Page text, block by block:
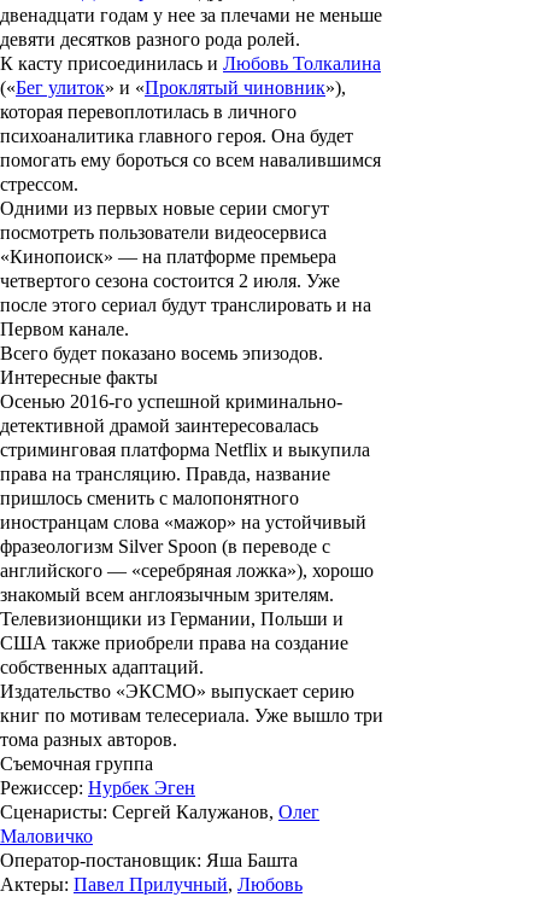
двенадцати годам у нее за плечами не меньше
девяти десятков разного рода ролей.
К касту присоединилась и Любовь Толкалина
(«Бег улиток» и «Проклятый чиновник»),
которая перевоплотилась в личного
психоаналитика главного героя. Она будет
помогать ему бороться со всем навалившимся
стрессом.
Одними из первых новые серии смогут
посмотреть пользователи видеосервиса
«Кинопоиск» — на платформе премьера
четвертого сезона состоится 2 июля. Уже
после этого сериал будут транслировать и на
Первом канале.
Всего будет показано восемь эпизодов.
Интересные факты
Осенью 2016-го успешной криминально-
детективной драмой заинтересовалась
стриминговая платформа Netflix и выкупила
права на трансляцию. Правда, название
пришлось сменить с малопонятного
иностранцам слова «мажор» на устойчивый
фразеологизм Silver Spoon (в переводе с
английского — «серебряная ложка»), хорошо
знакомый всем англоязычным зрителям.
Телевизионщики из Германии, Польши и
США также приобрели права на создание
собственных адаптаций.
Издательство «ЭКСМО» выпускает серию
книг по мотивам телесериала. Уже вышло три
тома разных авторов.
Съемочная группа
Режиссер: Нурбек Эген
Сценаристы: Сергей Калужанов, Олег
Маловичко
Оператор-постановщик: Яша Башта
Актеры: Павел Прилучный, Любовь